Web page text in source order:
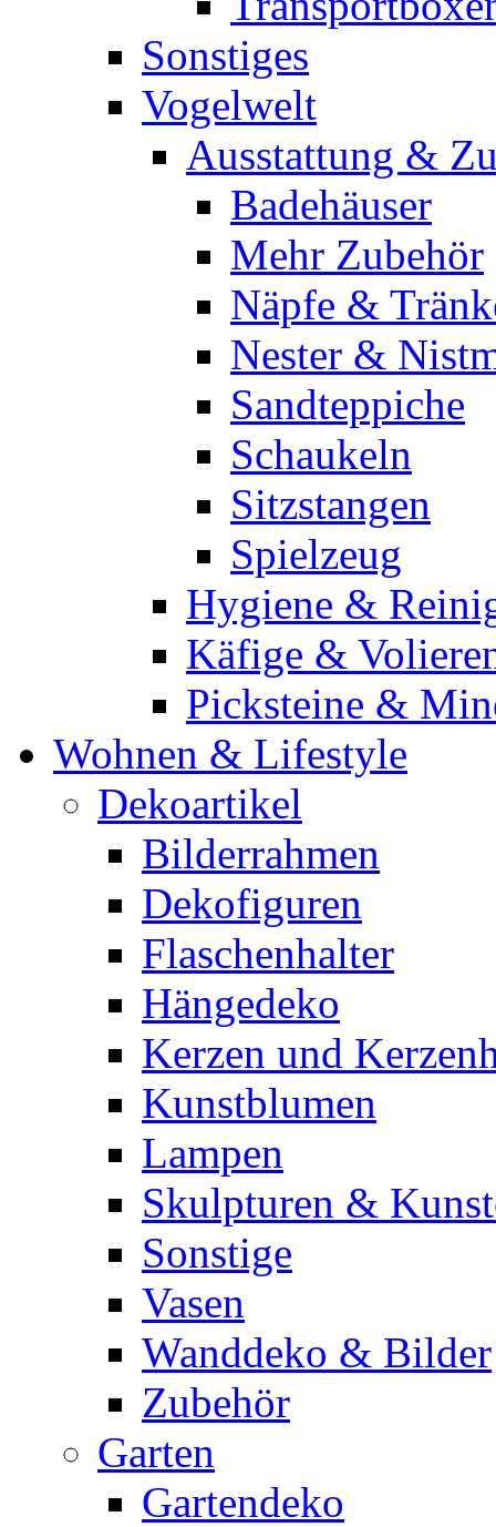
Sonstiges
Vogelwelt
Ausstattung &
Badehäuser
Mehr Zubehör
Näpfe &
Nester &
Sandteppiche
Schaukeln
Sitzstangen
Spielzeug
Hygiene &
Käfige &
Picksteine &
Wohnen & Lifestyle
Dekoartikel
Bilderrahmen
Dekofiguren
Flaschenhalter
Hängedeko
Kerzen und
Kunstblumen
Lampen
Skulpturen &
Sonstige
Vasen
Wanddeko & Bilder
Zubehör
Garten
Gartendeko